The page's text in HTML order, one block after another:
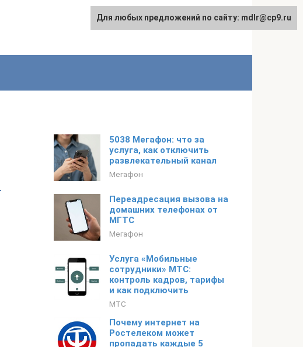
5038 Мегафон: что за
услуга, как отключить
развлекательный канал
Мегафон
Переадресация вызова на
домашних телефонах от
МГТС
Мегафон
Услуга «Мобильные
сотрудники» МТС:
контроль кадров, тарифы
и как подключить
МТС
Почему интернет на
Ростелеком может
пропадать каждые 5
Для любых предложений по сайту: mdlr@cp9.ru